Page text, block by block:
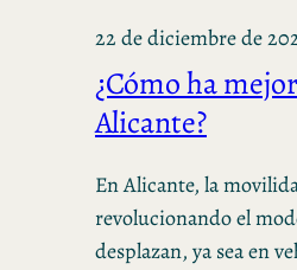
22 de diciembre de
¿Cómo ha
Alicante?
En Alicante, la
revolucionando el
desplazan, ya sea en